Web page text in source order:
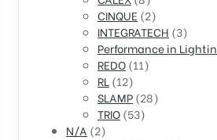
CINQUE (2)
INTEGRATECH (3)
Performance in
REDO(11)
RL (12)
SLAMP(28)
TRIO(53)
N/A (2)